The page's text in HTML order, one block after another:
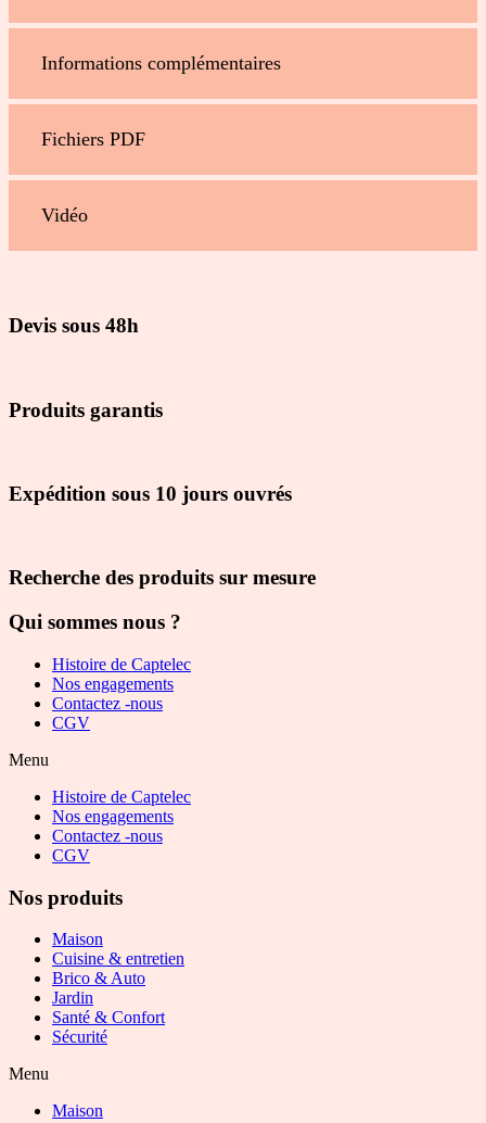
Informations complémentaires
Fichiers PDF
Vidéo
Devis sous 48h
Produits garantis
Expédition sous 10 jours ouvrés
Recherche des produits sur mesure
Qui sommes nous ?
Histoire de Captelec
Nos engagements
Contactez -nous
CGV
Menu
Histoire de Captelec
Nos engagements
Contactez -nous
CGV
Nos produits
Maison
Cuisine & entretien
Brico & Auto
Jardin
Santé & Confort
Sécurité
Menu
Maison